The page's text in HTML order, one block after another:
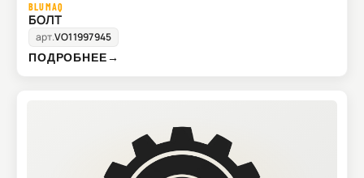
BLUMAQ
БОЛТ
арт.VO11997945
ПОДРОБНЕЕ→